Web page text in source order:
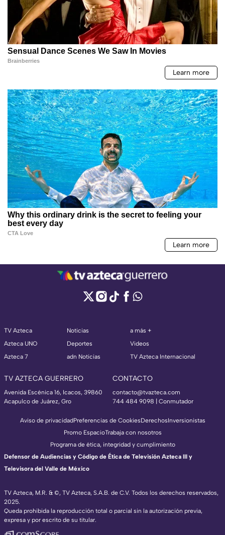
TV Azteca
Azteca UNO
Azteca 7
Noticias
Deportes
adn Noticias
a más +
Videos
TV Azteca Internacional
TV AZTECA GUERRERO
Avenida Escénica 16, Icacos, 39860
Acapulco de Juárez, Gro
CONTACTO
contacto@tvazteca.com
744 484 9098 | Conmutador
TV Azteca, M.R. & ©, TV Azteca, S.A.B. de C.V. Todos los derechos reservados,
2025.
Queda prohibida la reproducción total o parcial sin la autorización previa,
expresa y por escrito de su titular.
Aviso de privacidadPreferencias de CookiesDerechosInversionistas
Promo EspacioTrabaja con nosotros
Programa de ética, integridad y cumplimiento
Defensor de Audiencias y Código de Ética de Televisión Azteca III y
Televisora del Valle de México